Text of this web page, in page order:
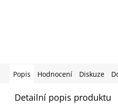
Popis Hodnocení Diskuze
Detailní popis produktu